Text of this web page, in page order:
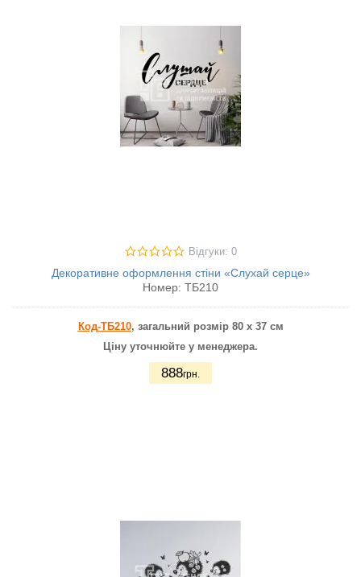
Відгуки: 0
Декоративне оформлення стіни «Слухай серце»
Номер: ТБ210
Код-ТБ210, загальний розмір 80 х 37 см
Ціну уточнюйте у менеджера.
888грн.